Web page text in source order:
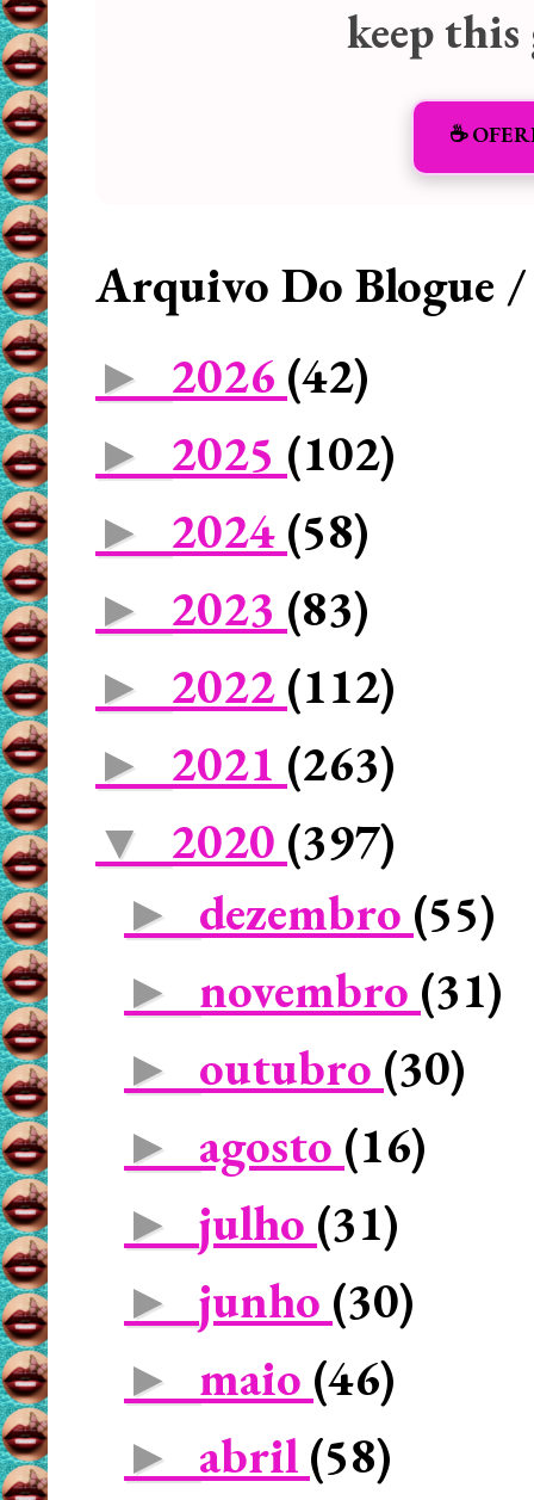
keep
☕️
Arquivo Do Blogue
► 2026 (42)
► 2025 (102)
► 2024 (58)
► 2023 (83)
► 2022 (112)
► 2021 (263)
▼ 2020 (397)
► dezembro (55)
► novembro (31)
► outubro (30)
► agosto (16)
► julho (31)
► junho (30)
► maio (46)
► abril (58)